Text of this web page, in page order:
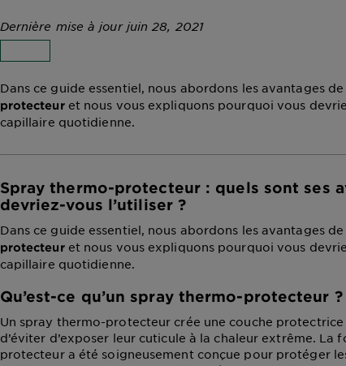
Dernière mise à jour juin 28, 2021
Dans ce guide essentiel, nous abordons les avantages
protecteuret nous vous expliquons pourquoi vous
capillaire quotidienne.
Spray thermo-protecteur : quels sont ses
devriez-vous l’utiliser ?
Dans ce guide essentiel, nous abordons les avantages
protecteuret nous vous expliquons pourquoi vous
capillaire quotidienne.
Qu’est-ce qu’un spray thermo-protecteur ?
Un spray thermo-protecteur crée une couche
d’éviter d’exposer leur cuticule à la chaleur extrême. La
protecteur a été soigneusement conçue pour protéger